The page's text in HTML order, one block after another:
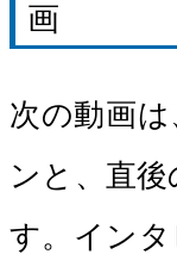
画
次の動画
ンと、直
す。イン